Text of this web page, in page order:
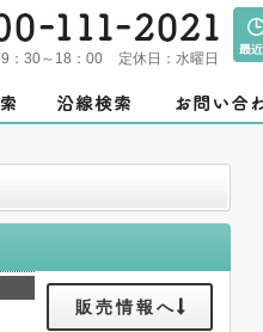
9：30～18：00 定休日： 水曜日
販売情報へ